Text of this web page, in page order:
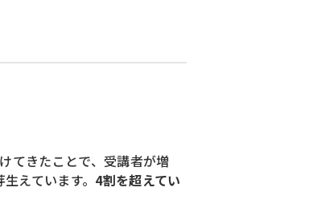
てきたことで、受講者が増
えています。 4割を超えてい